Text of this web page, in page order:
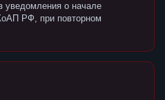
уведомления о начале
РФ, при повторном